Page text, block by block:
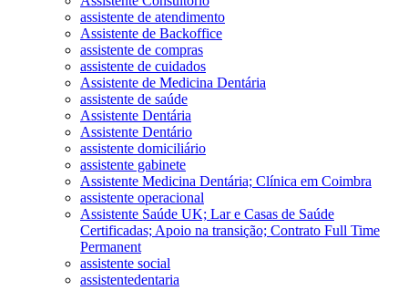
assistente de atendimento
Assistente de Backoffice
assistente de compras
assistente de cuidados
Assistente de Medicina Dentária
assistente de saúde
Assistente Dentária
Assistente Dentário
assistente domiciliário
assistente gabinete
Assistente Medicina Dentária; Clínica em Coimbra
assistente operacional
Assistente Saúde UK; Lar e Casas de Saúde
Certificadas; Apoio na transição; Contrato Full Time
Permanent
assistente social
assistentedentaria